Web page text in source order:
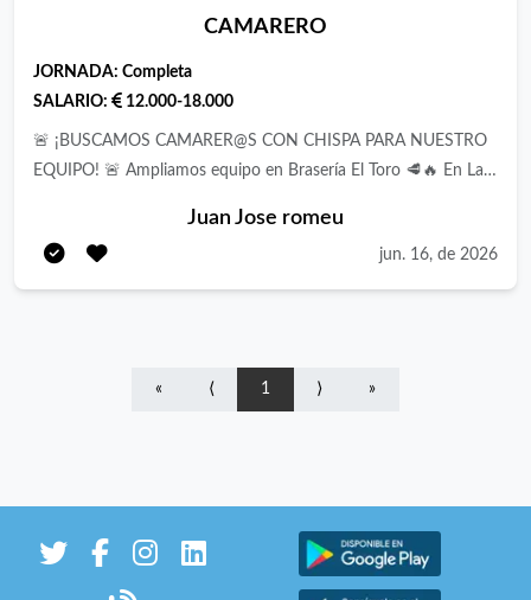
CAMARERO
JORNADA: Completa
SALARIO:
12.000-18.000
🚨 ¡BUSCAMOS CAMARER@S CON CHISPA PARA NUESTRO
EQUIPO! 🚨 ​Ampliamos equipo en Brasería El Toro 🥩🔥 ​En La
buen ambiente de trabajo. ​📍 Estamos ubicados en El Toro
(Castellón). ​🤔 ¿Qué buscamos en ti? • ​😁 Actitud: Sonrisa
valoramos aún más tus ganas y tu energía. • ​⚡ Superpoderes:
Agilidad bajo presión, un trato de 10 con el cliente y que de
mejor!: Alojamiento incluido. ​🎯 ¿Te apuntas al reto? ​Si quieres
formar parte de la familia, ¡queremos conocerte! 👋
Juan Jose romeu
jun. 16, de 2026
« ⟨ 1 ⟩ »